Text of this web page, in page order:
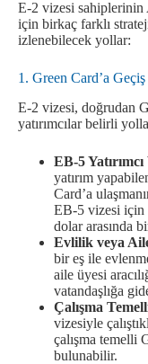
E-2 vizesi sahiplerinin
için birkaç farklı
izlenebilecek yollar:
1. Green Card’a
E-2 vizesi, doğrudan
yatırımcılar belirli
EB-5
yatırım
Card’a
EB-5 vizesi için
dolar arasında
Evlilik veya
bir eş ile
aile üyesi
vatandaşlığa
Çalışma
vizesiyle
çalışma temelli
bulunabilir.